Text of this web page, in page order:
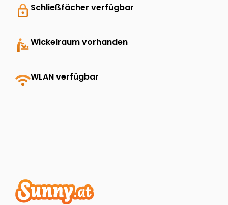
lock Schließfächer verfügbar
baby_changing_stationWickelraum vorhanden
wifiWLAN verfügbar